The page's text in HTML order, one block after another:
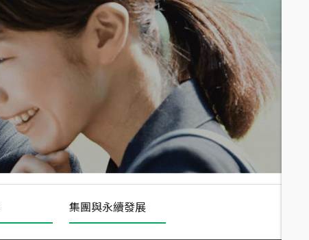
總價
490萬
1,808
集團與永續發展